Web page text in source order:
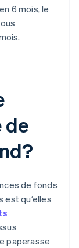
6 mois, le
de
de fonds
est qu’elles
paperasse